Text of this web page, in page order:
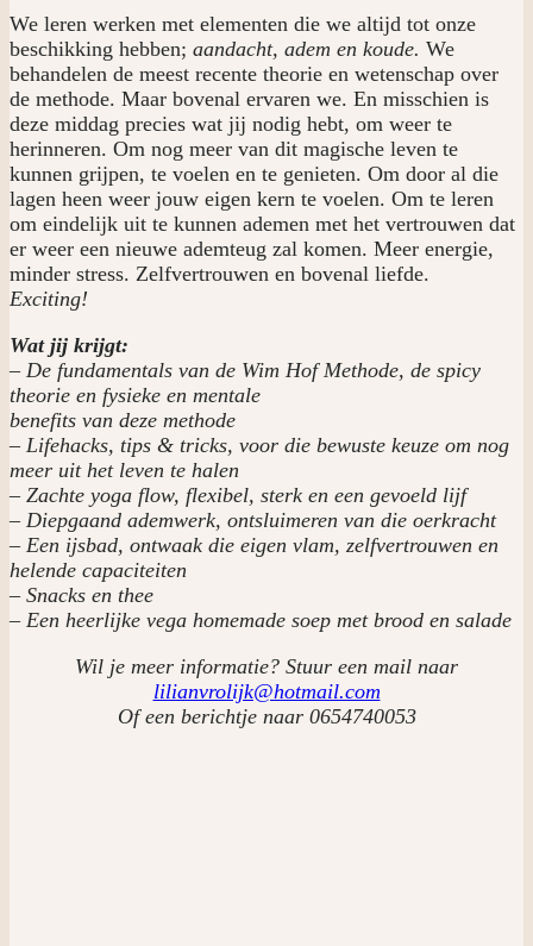
We leren werken met elementen die we altijd tot onze
beschikking hebben; aandacht, adem en koude. We
behandelen de meest recente theorie en wetenschap over
de methode. Maar bovenal ervaren we. En misschien is
deze middag precies wat jij nodig hebt, om weer te
herinneren. Om nog meer van dit magische leven te
kunnen grijpen, te voelen en te genieten. Om door al die
lagen heen weer jouw eigen kern te voelen. Om te leren
om eindelijk uit te kunnen ademen met het vertrouwen dat
er weer een nieuwe ademteug zal komen. Meer energie,
minder stress. Zelfvertrouwen en bovenal liefde.
Exciting!
Wat jij krijgt:
– De fundamentals van de Wim Hof Methode, de spicy
theorie en fysieke en mentale
benefits van deze methode
– Lifehacks, tips & tricks, voor die bewuste keuze om nog
meer uit het leven te halen
– Zachte yoga flow, flexibel, sterk en een gevoeld lijf
– Diepgaand ademwerk, ontsluimeren van die oerkracht
– Een ijsbad, ontwaak die eigen vlam, zelfvertrouwen en
helende capaciteiten
– Snacks en thee
– Een heerlijke vega homemade soep met brood en salade
Wil je meer informatie? Stuur een mail naar
lilianvrolijk@hotmail.com
Of een berichtje naar 0654740053